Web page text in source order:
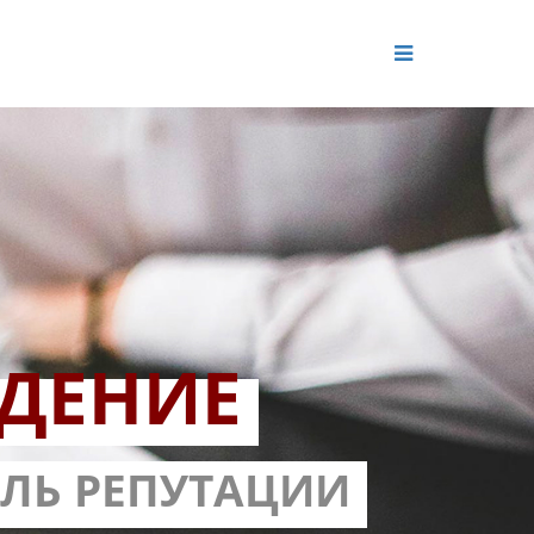
РЕПУТАЦИИ